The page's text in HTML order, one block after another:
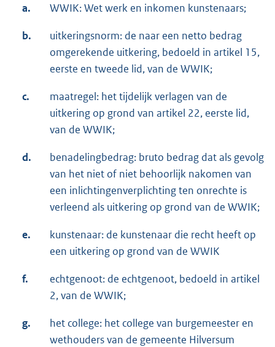
a. WWIK: Wet werk en inkomen kunstenaars;
b.
uitkeringsnorm: de naar een netto bedrag
omgerekende uitkering, bedoeld in artikel 15,
eerste en tweede lid, van de WWIK;
c.
maatregel: het tijdelijk verlagen van de
uitkering op grond van artikel 22, eerste lid,
van de WWIK;
d.
benadelingbedrag: bruto bedrag dat als gevolg
van het niet of niet behoorlijk nakomen van
een inlichtingenverplichting ten onrechte is
verleend als uitkering op grond van de WWIK;
e.
kunstenaar: de kunstenaar die recht heeft op
een uitkering op grond van de WWIK
f.
echtgenoot: de echtgenoot, bedoeld in artikel
2, van de WWIK;
g.
het college: het college van burgemeester en
wethouders van de gemeente Hilversum